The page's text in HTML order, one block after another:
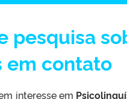
pesquisa
em contato
interesse em